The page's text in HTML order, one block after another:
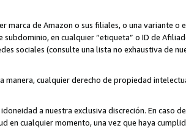
marca de Amazon o sus filiales, o una variante
subdominio, en cualquier “etiqueta” o ID de
sociales (consulte una lista no exhaustiva de
manera, cualquier derecho de propiedad
a nuestra exclusiva discreción. En caso
en cualquier momento, una vez que haya